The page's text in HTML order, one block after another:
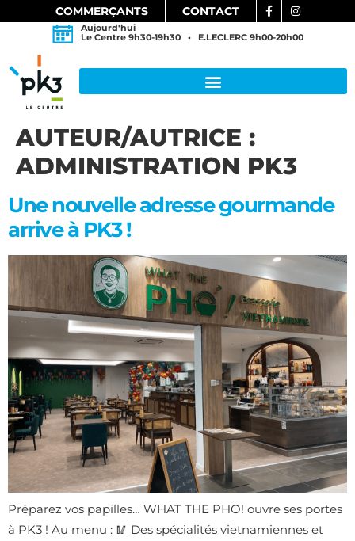
Aujourd'hui
Le Centre 9h30-19h30 • E.LECLERC 9h00-20h00
COMMERÇANTS CONTACT
AUTEUR/AUTRICE :
ADMINISTRATION PK3
Une nouvelle adresse gourmande
arrive à PK3 !
Préparez vos papilles… WHAT THE PHO! ouvre ses portes
à PK3 ! Au menu : 🥢 Des spécialités vietnamiennes et